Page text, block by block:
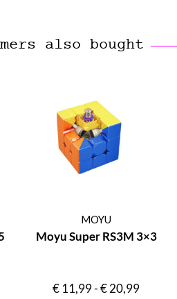
also bought
MOYU
Moyu Super RS3M 3×3
€11,99-€20,99